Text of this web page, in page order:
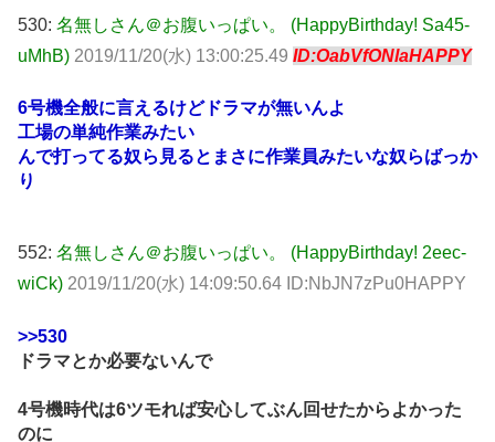
530: 名無しさん＠お腹いっぱい。 (HappyBirthday! Sa45-
uMhB) 2019/11/20(水) 13:00:25.49 ID:OabVfONlaHAPPY
6号機全般に言えるけどドラマが無いんよ
工場の単純作業みたい
んで打ってる奴ら見るとまさに作業員みたいな奴らばっか
り
552: 名無しさん＠お腹いっぱい。 (HappyBirthday! 2eec-
wiCk) 2019/11/20(水) 14:09:50.64 ID:NbJN7zPu0HAPPY
>>530
ドラマとか必要ないんで
4号機時代は6ツモれば安心してぶん回せたからよかった
のに